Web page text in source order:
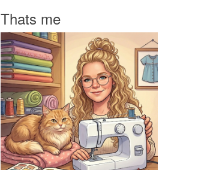
Thats me